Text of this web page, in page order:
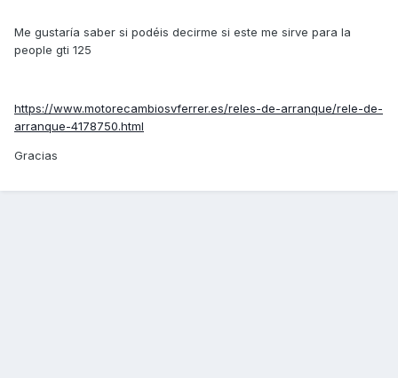
Me gustaría saber si podéis decirme si este me sirve para la
people gti 125
https://www.motorecambiosvferrer.es/reles-de-arranque/rele-de-
arranque-4178750.html
Gracias